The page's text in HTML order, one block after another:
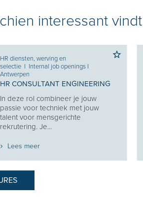
interessant vindt
HR diensten, werving en
selectie I Internal job openings I
Antwerpen
HR CONSULTANT ENGINEERING
In deze rol combineer je jouw
passie voor techniek met jouw
talent voor mensgerichte
rekrutering. Je...
Lees meer